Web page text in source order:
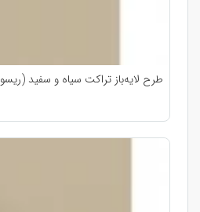
طرح لایه‌باز تراکت سیاه و سفید